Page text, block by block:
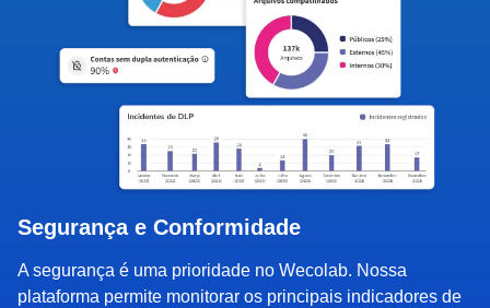
Segurança e Conformidade
A segurança é uma prioridade no Wecolab. Nossa
plataforma permite monitorar os principais indicadores de